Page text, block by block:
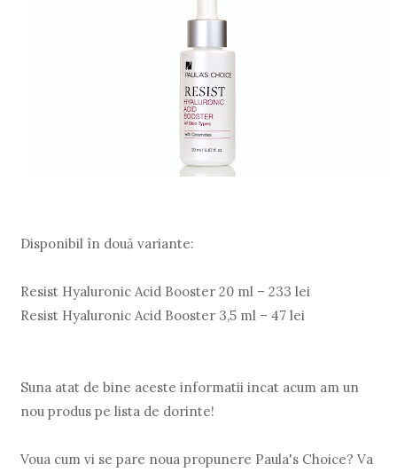
Disponibil în două variante:
Resist Hyaluronic Acid Booster 20 ml – 233 lei
Resist Hyaluronic Acid Booster 3,5 ml – 47 lei
Suna atat de bine aceste informatii incat acum am un
nou produs pe lista de dorinte!
Voua cum vi se pare noua propunere Paula's Choice? Va